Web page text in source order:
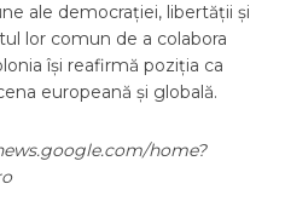
ale democrației, libertății și
lor comun de a colabora
își reafirmă poziția ca
europeană și globală.
home?